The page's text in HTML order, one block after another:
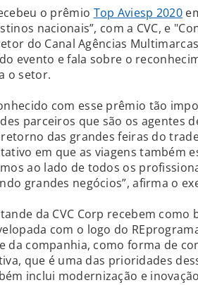
o prêmio Top Aviesp 2020
nacionais”, com a CVC, e
do Canal Agências Multimarcas
evento e fala sobre o
o setor.
com esse prêmio tão
parceiros que são os agentes
das grandes feiras do
em que as viagens também
ao lado de todos os
grandes negócios”, afirma o
da CVC Corp recebem como
com o logo do
da companhia, como forma de
que é uma das prioridades
inclui modernização e